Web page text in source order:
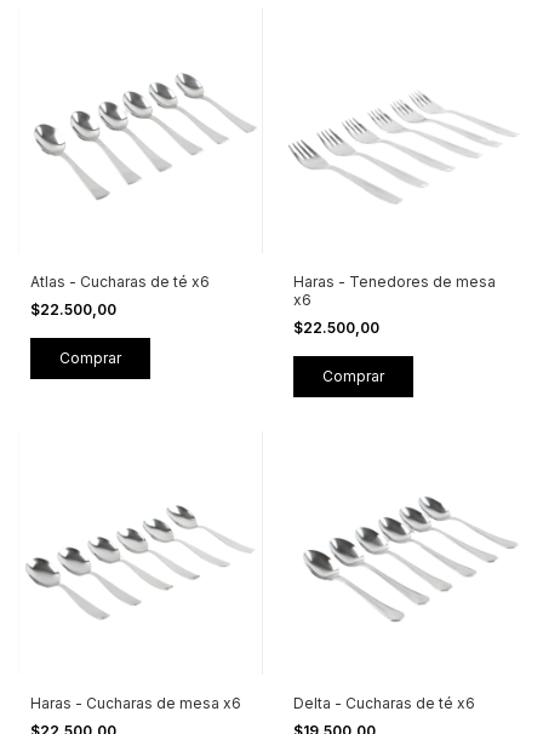
Atlas - Cucharas de té x6
$22.500,00
Haras - Tenedores de mesa
x6
$22.500,00
Haras - Cucharas de mesa x6
Delta - Cucharas de té x6